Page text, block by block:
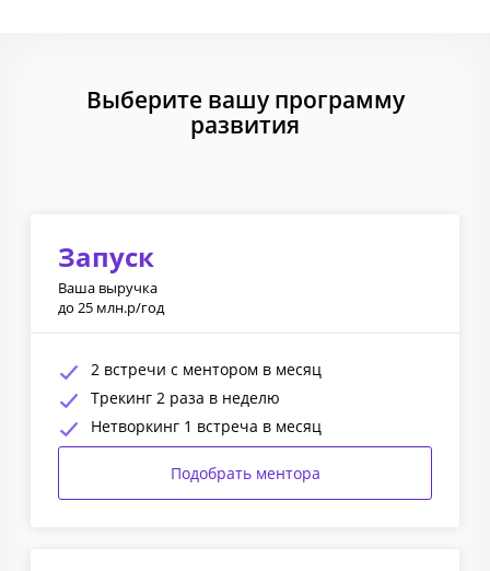
Выберите вашу программу
развития
Запуск
Ваша выручка
до 25 млн.р/год
2 встречи с ментором в месяц
Трекинг 2 раза в неделю
Нетворкинг 1 встреча в месяц
Подобрать ментора